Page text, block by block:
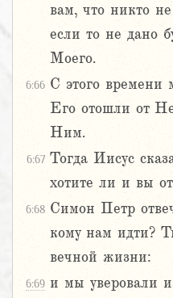
вам, что никто
если то не дано
Моего.
6:66 С этого времени
Его отошли от
Ним.
6:67 Тогда Иисус
хотите ли и вы
6:68 Симон Петр
кому нам идти?
вечной жизни:
6:69 и мы уверовали